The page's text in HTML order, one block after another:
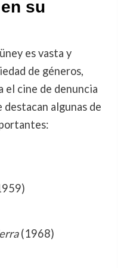
su
es vasta y
de géneros,
el cine de denuncia
algunas de
(1968)